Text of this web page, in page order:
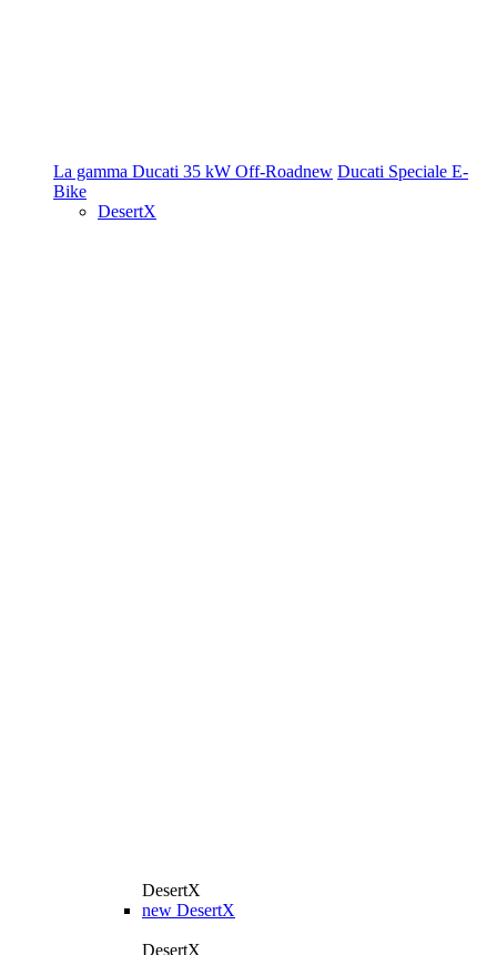
La gamma Ducati 35 kW Off-Roadnew Ducati Speciale E-
Bike
DesertX
DesertX
new DesertX
DesertX